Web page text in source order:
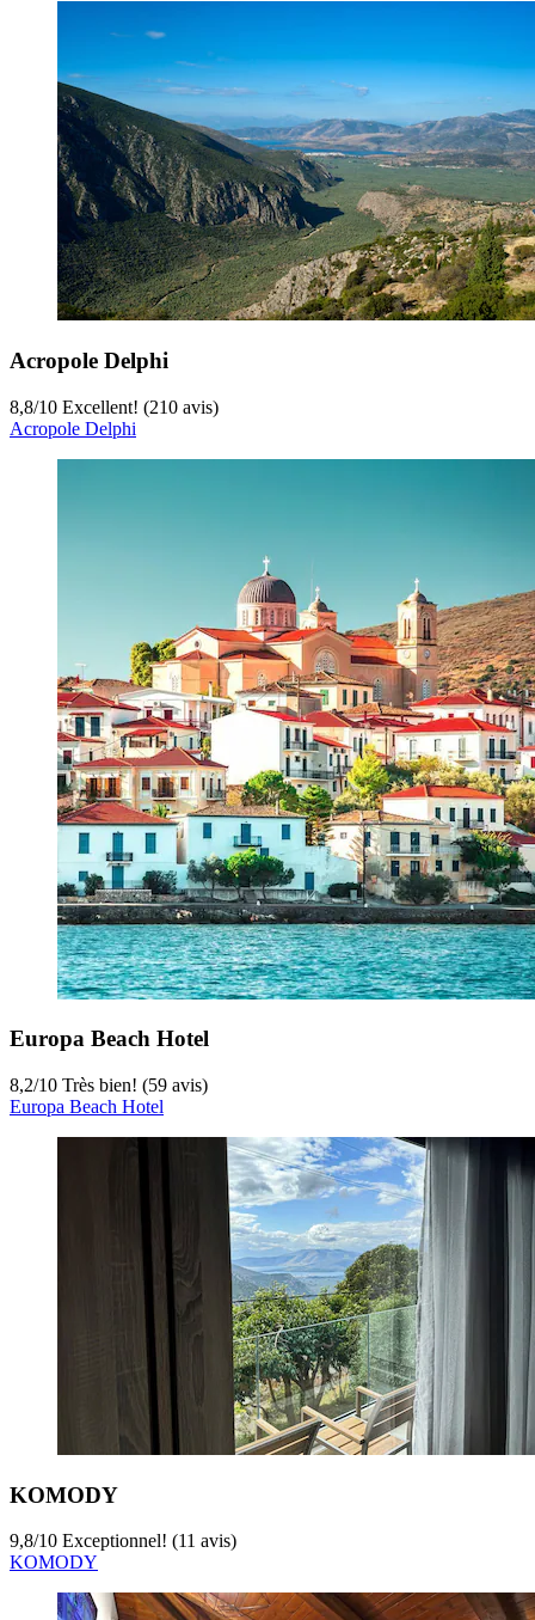
Acropole Delphi
8,8/10 Excellent! (210 avis)
Acropole Delphi
Europa Beach Hotel
8,2/10 Très bien! (59 avis)
Europa Beach Hotel
KOMODY
9,8/10 Exceptionnel! (11 avis)
KOMODY